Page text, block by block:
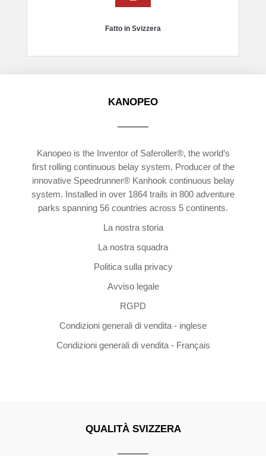
Fatto in Svizzera
KANOPEO
Kanopeo is the Inventor of Saferoller®, the world’s
first rolling continuous belay system. Producer of the
innovative Speedrunner® Kanhook continuous belay
system. Installed in over 1864 trails in 800 adventure
parks spanning 56 countries across 5 continents.
La nostra storia
La nostra squadra
Politica sulla privacy
Avviso legale
RGPD
Condizioni generali di vendita - inglese
Condizioni generali di vendita - Français
QUALITÀ SVIZZERA